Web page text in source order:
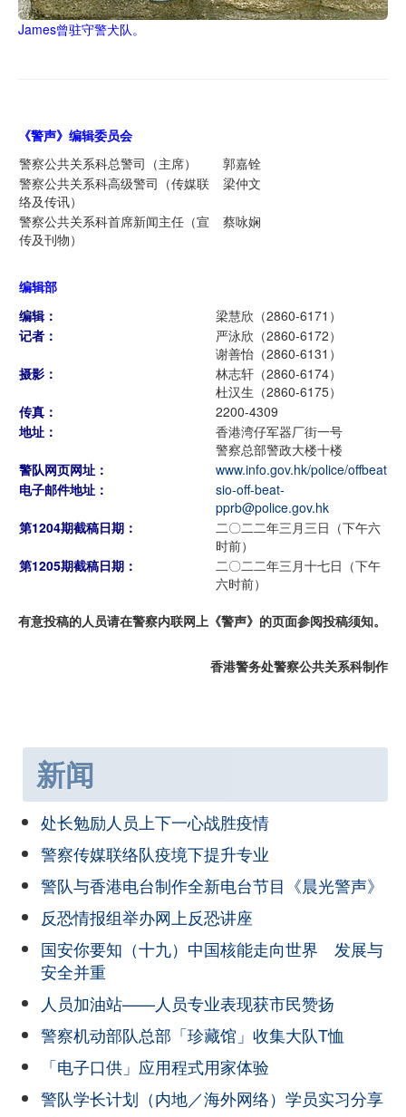
James曾驻守警犬队。
《警声》编辑委员会
警察公共关系科总警司（主席）
郭嘉铨
警察公共关系科高级警司（传媒联
络及传讯）
梁仲文
警察公共关系科首席新闻主任（宣
传及刊物）
蔡咏娴
编辑部
编辑：
梁慧欣（2860-6171）
记者：
严泳欣（2860-6172）
谢善怡（2860-6131）
摄影：
林志轩（2860-6174）
杜汉生（2860-6175）
传真：
2200-4309
地址：
香港湾仔军器厂街一号
警察总部警政大楼十楼
警队网页网址：
www.info.gov.hk/police/offbeat
电子邮件地址：
sio-off-beat-
pprb@police.gov.hk
第1204期截稿日期：
二〇二二年三月三日（下午六
时前）
第1205期截稿日期：
二〇二二年三月十七日（下午
六时前）
有意投稿的人员请在警察内联网上《警声》的页面参阅投稿须知。
香港警务处警察公共关系科制作
新闻
处长勉励人员上下一心战胜疫情
警察传媒联络队疫境下提升专业
警队与香港电台制作全新电台节目《晨光警声》
反恐情报组举办网上反恐讲座
国安你要知（十九）中国核能走向世界 发展与
安全并重
人员加油站——人员专业表现获市民赞扬
警察机动部队总部「珍藏馆」收集大队T恤
「电子口供」应用程式用家体验
警队学长计划（内地／海外网络）学员实习分享